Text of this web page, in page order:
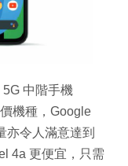
中階手機
機種，Google
亦令人滿意達到
4a 更便宜，只需